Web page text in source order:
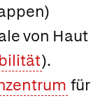
)
von Haut
).
für